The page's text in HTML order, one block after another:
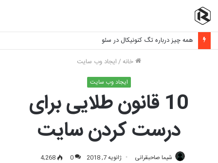
همه چیز درباره تگ کنونیکال در سئو
خانه/ایجاد وب سایت
ایجاد وب سایت
10 قانون طلایی برای
درست کردن سایت
شیما صاحبقرانی ژانویه 7, 2018 0
4,268